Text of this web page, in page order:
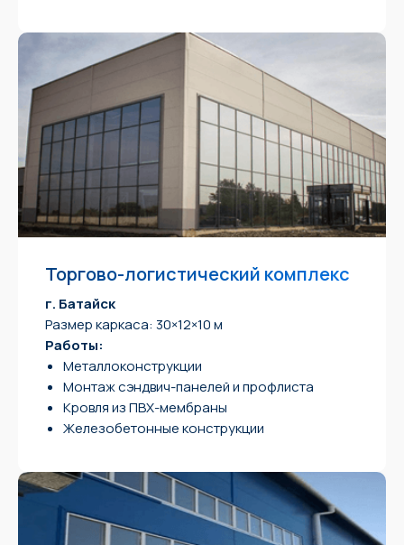
Торгово-логистический комплекс
г. Батайск
Размер каркаса: 30×12×10 м
Работы:
Металлоконструкции
Монтаж сэндвич-панелей и профлиста
Кровля из ПВХ-мембраны
Железобетонные конструкции